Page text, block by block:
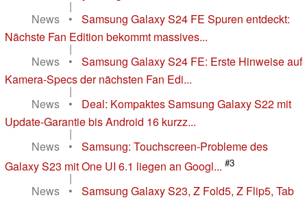
|
News
•
Samsung Galaxy S24 FE Spuren entdeckt:
Nächste Fan Edition bekommt massives...
|
News
•
Samsung Galaxy S24 FE: Erste Hinweise auf
Kamera-Specs der nächsten Fan Edi...
|
News
•
Deal: Kompaktes Samsung Galaxy S22 mit
Update-Garantie bis Android 16 kurzz...
|
News
•
Samsung: Touchscreen-Probleme des
Galaxy S23 mit One UI 6.1 liegen an Googl... #3
|
News
•
Samsung Galaxy S23, Z Fold5, Z Flip5, Tab